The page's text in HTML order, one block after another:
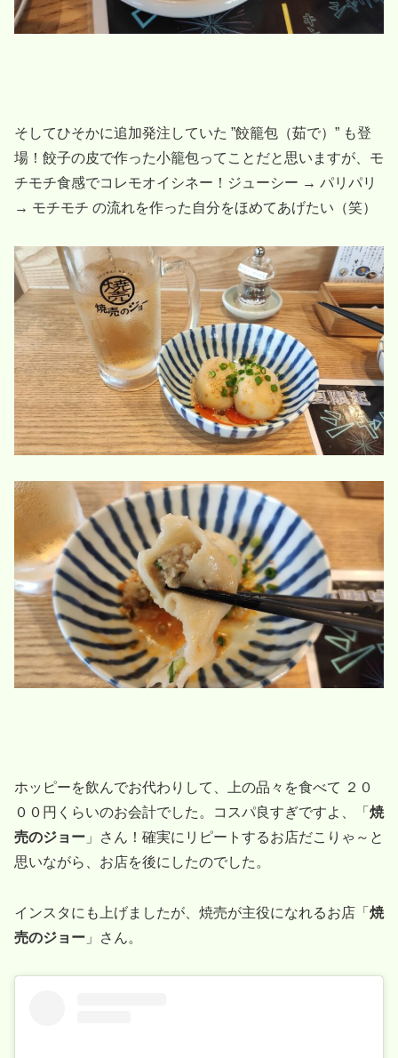
そしてひそかに追加発注していた ”餃籠包（茹で）” も登
場！餃子の皮で作った小籠包ってことだと思いますが、モ
チモチ食感でコレモオイシネー！ジューシー → パリパリ
→ モチモチ の流れを作った自分をほめてあげたい（笑）
ホッピーを飲んでお代わりして、上の品々を食べて ２０
００円くらいのお会計でした。コスパ良すぎですよ、「 焼
売のジョー 」さん！確実にリピートするお店だこりゃ～と
思いながら、お店を後にしたのでした。
インスタにも上げましたが、焼売が主役になれるお店「 焼
売のジョー 」さん。